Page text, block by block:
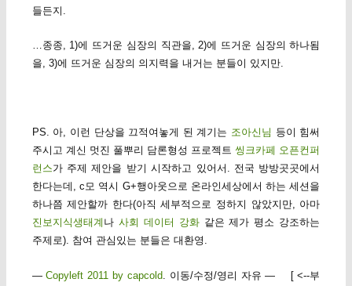
들든지.
…종종, 1)에 뜨거운 심장의 직관을, 2)에 뜨거운 심장의 하나됨
을, 3)에 뜨거운 심장의 의지력을 내거는 분들이 있지만.
PS. 아, 이런 단상을 끄적여놓게 된 계기는 조아신님 등이 힘써
주시고 계신 멋진 풀뿌리 담론형성 프로젝트씽크카페 오픈컨퍼
런스가 주제 제안을 받기 시작하고 있어서. 전국 방방곳곳에서
한다는데, c모 역시 G+행아웃으로 온라인세상에서 하는 세션을
하나쯤 제안할까 한다(아직 세부적으로 정하지 않았지만, 아마
진보지식생태계 나 사회 데이터 강화같은 제가 평소 강조하는
주제로). 참여 관심있는 분들은 대환영.
—Copyleft 2011 by capcold. 이동/수정/영리 자유 — [ <--부